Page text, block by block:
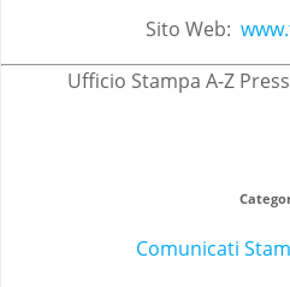
Sito Web:
Ufficio Stampa A-Z
Comunicati